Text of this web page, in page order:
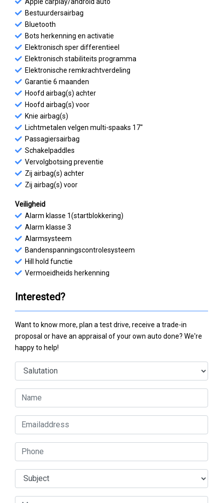
Bestuurdersairbag
Bluetooth
Bots herkenning en activatie
Elektronisch sper differentieel
Elektronisch stabiliteits programma
Elektronische remkrachtverdeling
Garantie 6 maanden
Hoofd airbag(s) achter
Hoofd airbag(s) voor
Knie airbag(s)
Lichtmetalen velgen multi-spaaks 17"
Passagiersairbag
Schakelpaddles
Vervolgbotsing preventie
Zij airbag(s) achter
Zij airbag(s) voor
Veiligheid
Alarm klasse 1(startblokkering)
Alarm klasse 3
Alarmsysteem
Bandenspanningscontrolesysteem
Hill hold functie
Vermoeidheids herkenning
Interested?
Want to know more, plan a test drive, receive a trade-in
proposal or have an appraisal of your own auto done? We're
happy to help!